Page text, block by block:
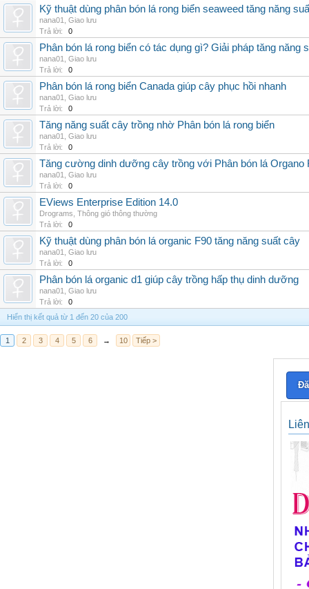
Kỹ thuật dùng phân bón lá rong biển seaweed tăng năng
nana01
Giao lưu
Trả lời:
0
Phân bón lá rong biển có tác dụng gì? Giải pháp tăng năng
nana01
Giao lưu
Trả lời:
0
Phân bón lá rong biển Canada giúp cây phục hồi nhanh
nana01
Giao lưu
Trả lời:
0
Tăng năng suất cây trồng nhờ Phân bón lá rong biển
nana01
Giao lưu
Trả lời:
0
Tăng cường dinh dưỡng cây trồng với Phân bón lá Organo
nana01
Giao lưu
Trả lời:
0
EViews Enterprise Edition 14.0
Drograms Thông gió thông thường
Trả lời:
0
Kỹ thuật dùng phân bón lá organic F90 tăng năng suất cây
nana01
Giao lưu
Trả lời:
0
Phân bón lá organic d1 giúp cây trồng hấp thụ dinh dưỡng
nana01
Giao lưu
Trả lời:
0
Hiển thị kết quả từ 1 đến 20 của 200
1 2 3 4 5 6 → 10 Tiếp >